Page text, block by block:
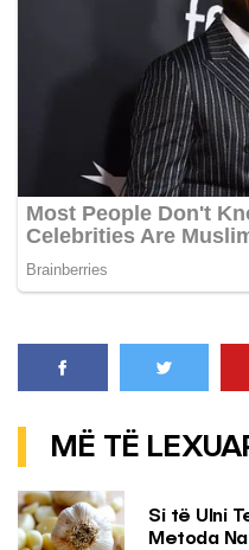
MË TË
Si të Ulni
Metoda